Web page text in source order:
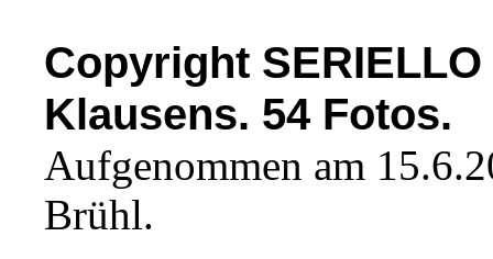
Copyright
Klausens. 54 Fotos.
Aufgenommen am
Brühl.